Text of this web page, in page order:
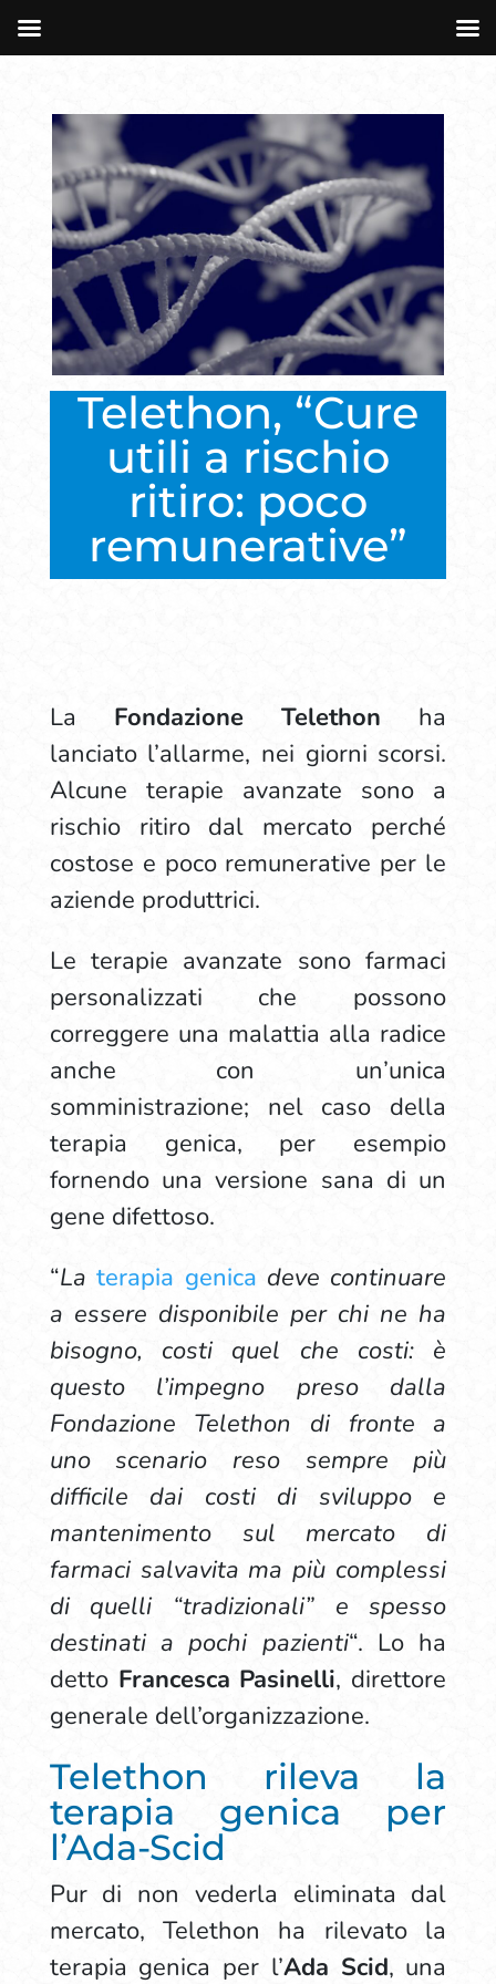
Telethon, “Cure
utili a rischio
ritiro: poco
remunerative”
La Fondazione Telethon ha
lanciato l’allarme, nei giorni scorsi.
Alcune terapie avanzate sono a
rischio ritiro dal mercato perché
costose e poco remunerative per le
aziende produttrici.
Le terapie avanzate sono farmaci
personalizzati che possono
correggere una malattia alla radice
anche con un’unica
somministrazione; nel caso della
terapia genica, per esempio
fornendo una versione sana di un
gene difettoso.
“Laterapia genica deve continuare
a essere disponibile per chi ne ha
bisogno, costi quel che costi: è
questo l’impegno preso dalla
Fondazione Telethon di fronte a
uno scenario reso sempre più
difficile dai costi di sviluppo e
mantenimento sul mercato di
farmaci salvavita ma più complessi
di quelli “tradizionali” e spesso
destinati a pochi pazienti“. Lo ha
dettoFrancesca Pasinelli, direttore
generale dell’organizzazione.
Telethon rileva la
terapia genica per
l’Ada-Scid
Pur di non vederla eliminata dal
mercato, Telethon ha rilevato la
terapia genica per l’Ada Scid, una